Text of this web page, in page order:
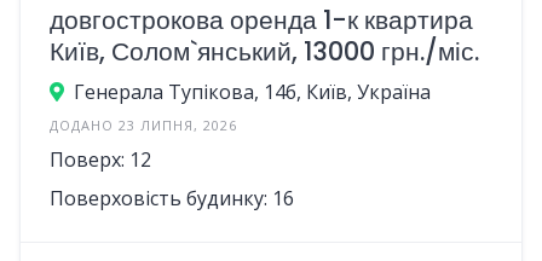
довгострокова оренда 1-к квартира
Київ, Солом`янський, 13000 грн./міс.
Генерала Тупікова, 14б, Київ, Україна
ДОДАНО 23 ЛИПНЯ, 2026
Поверх: 12
Поверховість будинку: 16